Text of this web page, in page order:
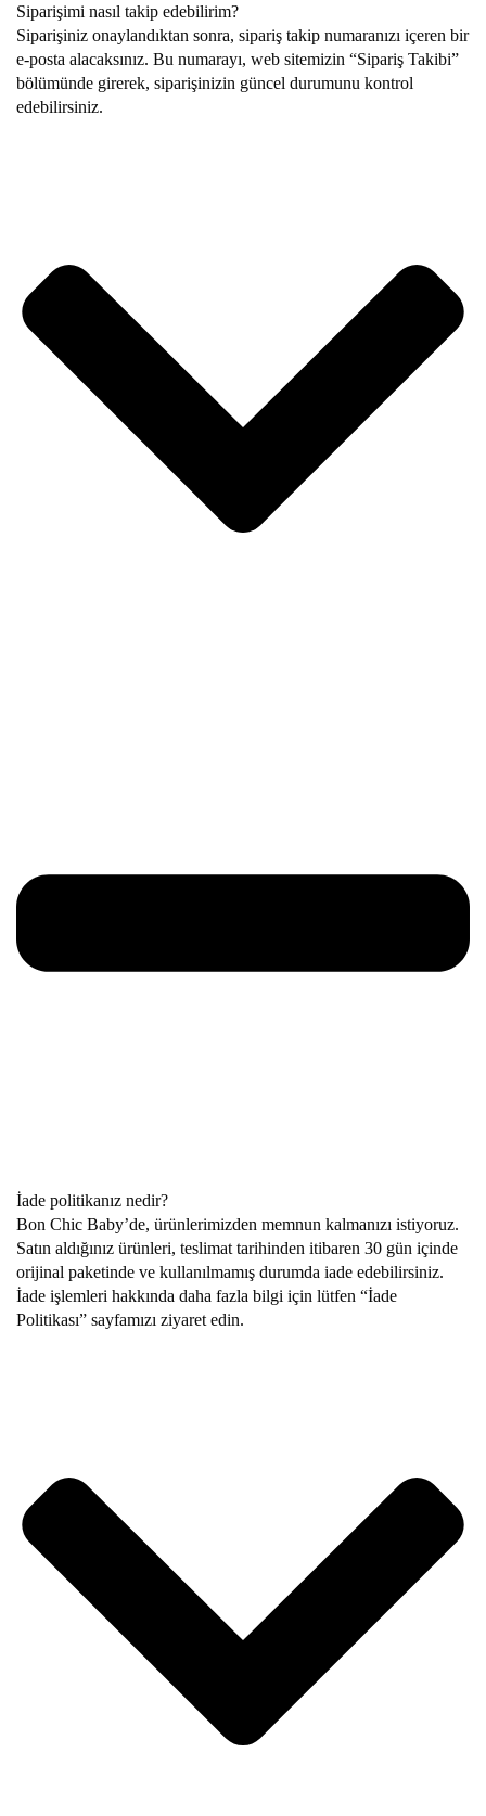
Siparişimi nasıl takip edebilirim?
Siparişiniz onaylandıktan sonra, sipariş takip numaranızı içeren bir
e-posta alacaksınız. Bu numarayı, web sitemizin “Sipariş Takibi”
bölümünde girerek, siparişinizin güncel durumunu kontrol
edebilirsiniz.
İade politikanız nedir?
Bon Chic Baby’de, ürünlerimizden memnun kalmanızı istiyoruz.
Satın aldığınız ürünleri, teslimat tarihinden itibaren 30 gün içinde
orijinal paketinde ve kullanılmamış durumda iade edebilirsiniz.
İade işlemleri hakkında daha fazla bilgi için lütfen “İade
Politikası” sayfamızı ziyaret edin.